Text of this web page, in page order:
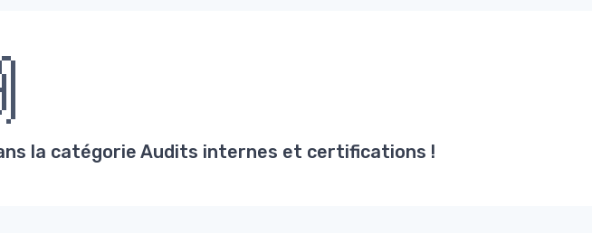
la catégorie Audits internes et certifications !